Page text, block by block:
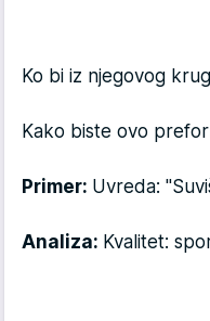
Ko bi iz njegovog
Kako biste ovo
Primer: Uvreda:
Analiza: Kvalitet: